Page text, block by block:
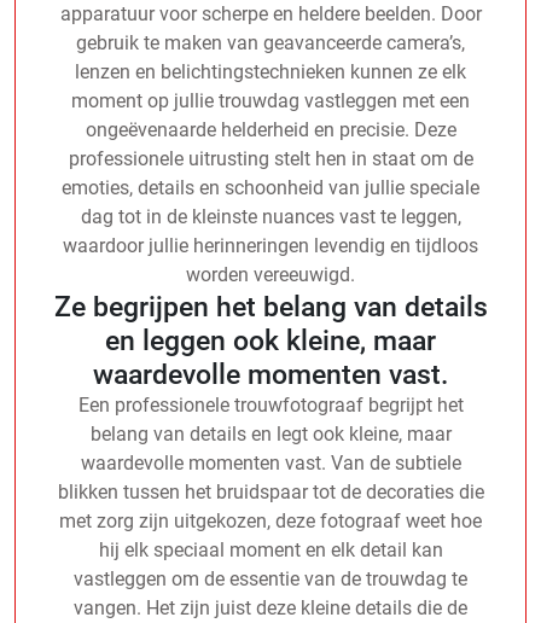
apparatuur voor scherpe en heldere beelden. Door
gebruik te maken van geavanceerde camera’s,
lenzen en belichtingstechnieken kunnen ze elk
moment op jullie trouwdag vastleggen met een
ongeëvenaarde helderheid en precisie. Deze
professionele uitrusting stelt hen in staat om de
emoties, details en schoonheid van jullie speciale
dag tot in de kleinste nuances vast te leggen,
waardoor jullie herinneringen levendig en tijdloos
worden vereeuwigd.
Ze begrijpen het belang van details
en leggen ook kleine, maar
waardevolle momenten vast.
Een professionele trouwfotograaf begrijpt het
belang van details en legt ook kleine, maar
waardevolle momenten vast. Van de subtiele
blikken tussen het bruidspaar tot de decoraties die
met zorg zijn uitgekozen, deze fotograaf weet hoe
hij elk speciaal moment en elk detail kan
vastleggen om de essentie van de trouwdag te
vangen. Het zijn juist deze kleine details die de